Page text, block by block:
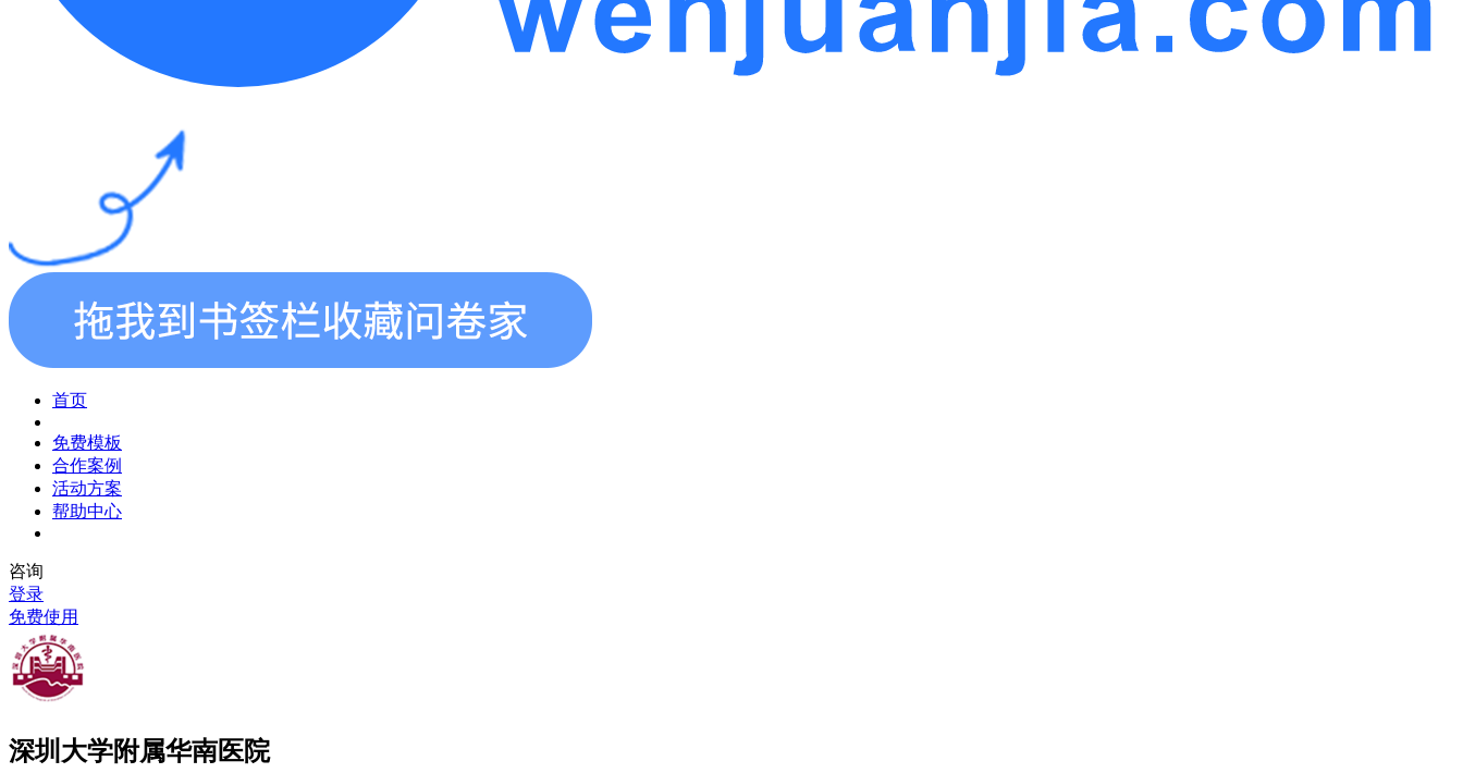
首页
免费模板
合作案例
活动方案
帮助中心
咨询
登录
免费使用
深圳大学附属华南医院